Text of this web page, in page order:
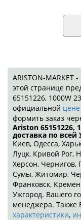
ARISTON-
этой странице
65151226, 1000W
официальной цене
формить заказ
Ariston 65151226,
доставка по всей
Киев, Одесса,
Луцк, Кривой Рог,
Херсон, Чернигов,
Сумы, Житомир,
Франковск,
Ужгород. Вашего
менеджера. Также
характеристики,